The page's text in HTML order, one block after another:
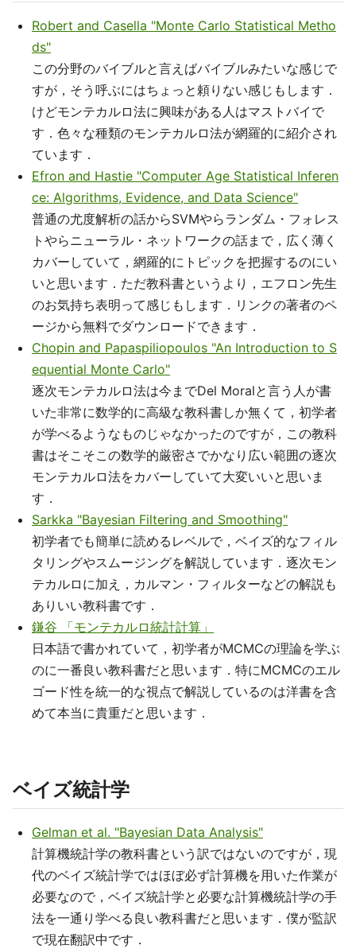
Robert and Casella "Monte Carlo Statistical Metho
ds"
この分野のバイブルと言えばバイブルみたいな感じで
すが，そう呼ぶにはちょっと頼りない感じもします．
けどモンテカルロ法に興味がある人はマストバイで
す．色々な種類のモンテカルロ法が網羅的に紹介され
ています．
Efron and Hastie "Computer Age Statistical Inferen
ce: Algorithms, Evidence, and Data Science"
普通の尤度解析の話からSVMやらランダム・フォレス
トやらニューラル・ネットワークの話まで，広く薄く
カバーしていて，網羅的にトピックを把握するのにい
いと思います．ただ教科書というより，エフロン先生
のお気持ち表明って感じもします．リンクの著者のペ
ージから無料でダウンロードできます．
Chopin and Papaspiliopoulos "An Introduction to S
equential Monte Carlo"
逐次モンテカルロ法は今までDel Moralと言う人が書
いた非常に数学的に高級な教科書しか無くて，初学者
が学べるようなものじゃなかったのですが，この教科
書はそこそこの数学的厳密さでかなり広い範囲の逐次
モンテカルロ法をカバーしていて大変いいと思いま
す．
Sarkka "Bayesian Filtering and Smoothing"
初学者でも簡単に読めるレベルで，ベイズ的なフィル
タリングやスムージングを解説しています．逐次モン
テカルロに加え，カルマン・フィルターなどの解説も
ありいい教科書です．
鎌谷 「モンテカルロ統計計算」
日本語で書かれていて，初学者がMCMCの理論を学ぶ
のに一番良い教科書だと思います．特にMCMCのエル
ゴード性を統一的な視点で解説しているのは洋書を含
めて本当に貴重だと思います．
ベイズ統計学
Gelman et al. "Bayesian Data Analysis"
計算機統計学の教科書という訳ではないのですが，現
代のベイズ統計学ではほぼ必ず計算機を用いた作業が
必要なので，ベイズ統計学と必要な計算機統計学の手
法を一通り学べる良い教科書だと思います．僕が監訳
で現在翻訳中です．